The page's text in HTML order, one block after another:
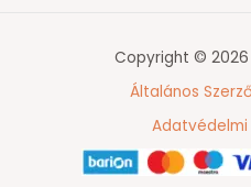
Copyright © 2026
Általános